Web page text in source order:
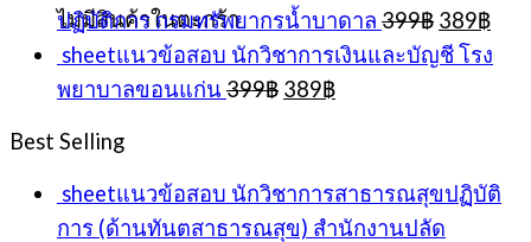
ไม่มีสินค้าในตะกร้า
ปฏิบัติการ กรมทรัพยากรน้ำบาดาล 399฿ Original
price
was:
389฿
is:
sheetแนวข้อสอบ นักวิชาการเงินและบัญชี โรง
พยาบาลขอนแก่น 399฿ Original
389฿Current
Best Selling
sheetแนวข้อสอบ นักวิชาการสาธารณสุขปฏิบัติ
การ (ด้านทันตสาธารณสุข) สำนักงานปลัด